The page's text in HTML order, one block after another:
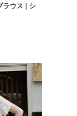
ラウス | シ